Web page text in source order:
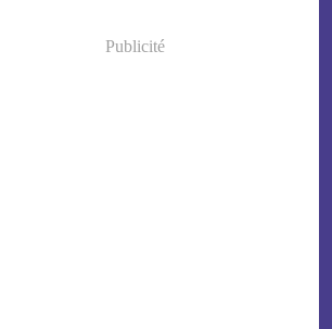
Publicité